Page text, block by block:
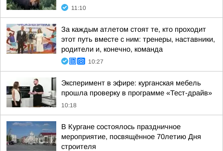
11:10
За каждым атлетом стоят те, кто проходит
этот путь вместе с ним: тренеры, наставники,
родители и, конечно, команда
10:27
Эксперимент в эфире: курганская мебель
прошла проверку в программе «Тест-драйв»
10:18
В Кургане состоялось праздничное
мероприятие, посвящённое 70летию Дня
строителя